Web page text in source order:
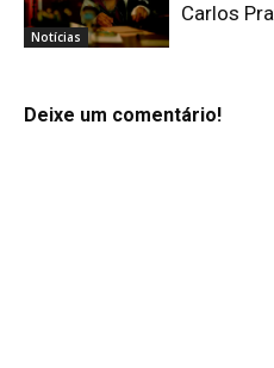
Notícias
Carlos
Deixe um comentário!